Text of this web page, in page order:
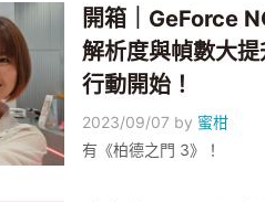
開箱｜GeForce
解析度與幀數大
行動開始！
2023/09/07 by 蜜柑
有《柏德之門 3》！